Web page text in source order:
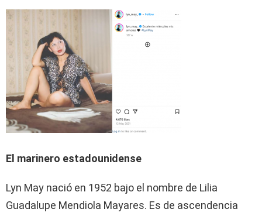
El marinero estadounidense
Lyn May nació en 1952 bajo el nombre de Lilia
Guadalupe Mendiola Mayares. Es de ascendencia